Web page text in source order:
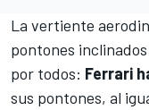
La vertiente
pontones
por todos: Ferrari
sus pontones, al